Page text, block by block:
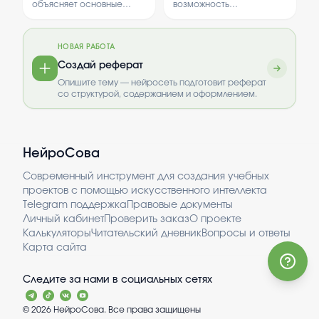
представление о
объясняет основные
роль в физике.
возникновения
дифракционных явлений и
их практическое
значение.
футболок)
возможность
футболок в новую пижаму.
своими руками.
НОВАЯ РАБОТА
Создай реферат
Опишите тему — нейросеть подготовит реферат
со структурой, содержанием и оформлением.
НейроСова
Современный инструмент для создания учебных
проектов с помощью искусственного интеллекта
Telegram поддержка Правовые документы
Личный кабинетПроверить заказО проекте
КалькуляторыЧитательский дневникВопросы и ответы
Карта сайта
Следите за нами в социальных сетях
© 2026 НейроСова. Все права защищены